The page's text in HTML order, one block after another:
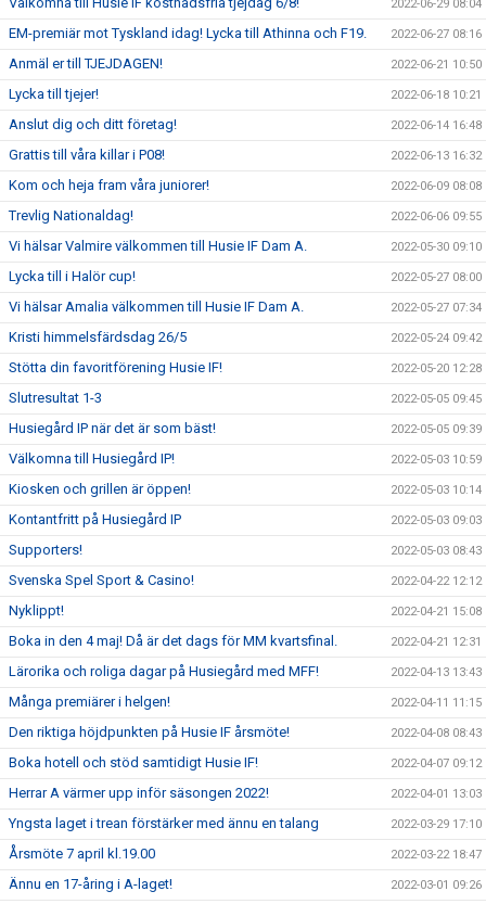
2022-06-29 08:04
EM-premiär mot Tyskland idag! Lycka till Athinna och F19. 2022-06-27 08:16
Anmäl er till TJEJDAGEN! 2022-06-21 10:50
Lycka till tjejer! 2022-06-18 10:21
Anslut dig och ditt företag! 2022-06-14 16:48
Grattis till våra killar i P08! 2022-06-13 16:32
Kom och heja fram våra juniorer! 2022-06-09 08:08
Trevlig Nationaldag! 2022-06-06 09:55
Vi hälsar Valmire välkommen till Husie IF Dam A. 2022-05-30 09:10
Lycka till i Halör cup! 2022-05-27 08:00
Vi hälsar Amalia välkommen till Husie IF Dam A. 2022-05-27 07:34
Kristi himmelsfärdsdag 26/5 2022-05-24 09:42
Stötta din favoritförening Husie IF! 2022-05-20 12:28
Slutresultat 1-3 2022-05-05 09:45
Husiegård IP när det är som bäst! 2022-05-05 09:39
Välkomna till Husiegård IP! 2022-05-03 10:59
Kiosken och grillen är öppen! 2022-05-03 10:14
Kontantfritt på Husiegård IP 2022-05-03 09:03
Supporters! 2022-05-03 08:43
Svenska Spel Sport & Casino! 2022-04-22 12:12
Nyklippt! 2022-04-21 15:08
Boka in den 4 maj! Då är det dags för MM kvartsfinal. 2022-04-21 12:31
Lärorika och roliga dagar på Husiegård med MFF! 2022-04-13 13:43
Många premiärer i helgen! 2022-04-11 11:15
Den riktiga höjdpunkten på Husie IF årsmöte! 2022-04-08 08:43
Boka hotell och stöd samtidigt Husie IF! 2022-04-07 09:12
Herrar A värmer upp inför säsongen 2022! 2022-04-01 13:03
Yngsta laget i trean förstärker med ännu en talang 2022-03-29 17:10
Årsmöte 7 april kl.19.00 2022-03-22 18:47
Ännu en 17-åring i A-laget! 2022-03-01 09:26